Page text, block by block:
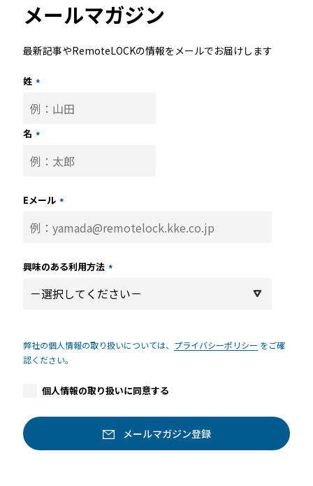
メールマガジン
最新記事やRemoteLOCKの情報をメールでお届けします
姓 *
名 *
Eメール *
興味のある利用方法 *
弊社の個人情報の取り扱いについては、 プライバシーポリシー をご確
認ください。
個人情報の取り扱いに同意する